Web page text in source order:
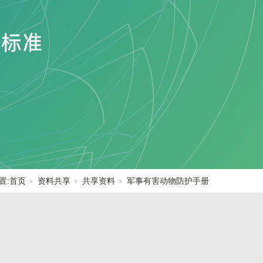
:首页 资料共享 共享资料 军事有害动物防护手册